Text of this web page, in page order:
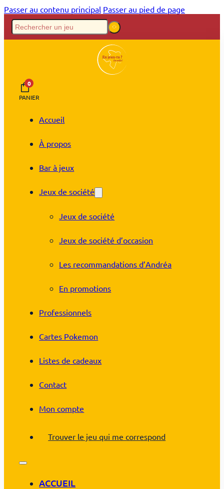
Passer au contenu principal Passer au pied de page
0
PANIER
Accueil
À propos
Bar à jeux
Jeux de société
Jeux de société
Jeux de société d’occasion
Les recommandations d’Andréa
En promotions
Professionnels
Cartes Pokemon
Listes de cadeaux
Contact
Mon compte
Trouver le jeu qui me correspond
ACCUEIL